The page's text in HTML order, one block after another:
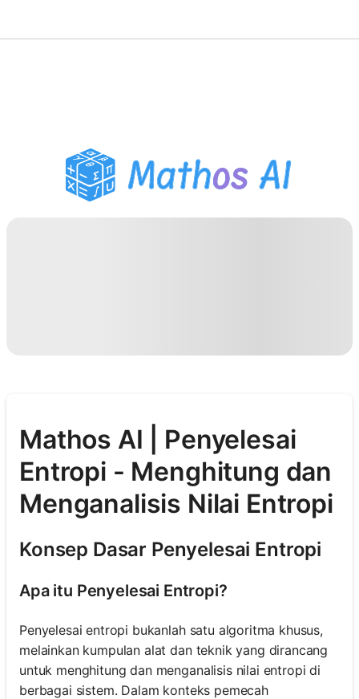
Pembantu PR PDF
Alat Belajar
Mathos AI | Penyelesai
Entropi - Menghitung dan
Menganalisis Nilai Entropi
Konsep Dasar Penyelesai Entropi
Apa itu Penyelesai Entropi?
Penyelesai entropi bukanlah satu algoritma khusus,
melainkan kumpulan alat dan teknik yang dirancang
untuk menghitung dan menganalisis nilai entropi di
berbagai sistem. Dalam konteks pemecah